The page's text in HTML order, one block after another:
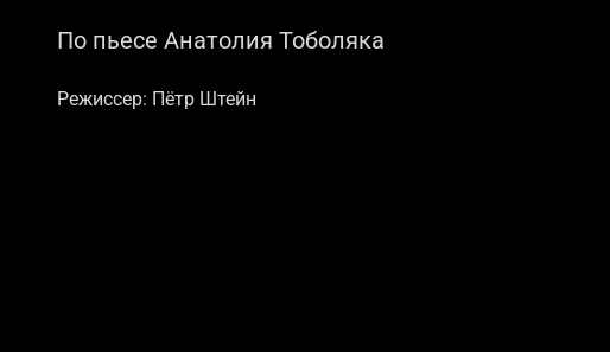
По пьесе Анатолия Тоболяка
Режиссер: Пётр Штейн